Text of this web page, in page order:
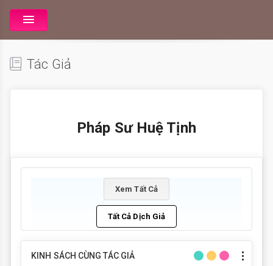
Tác Giả
Pháp Sư Huệ Tịnh
Xem Tất Cả
Tất Cả Dịch Giả
KINH SÁCH CÙNG TÁC GIẢ